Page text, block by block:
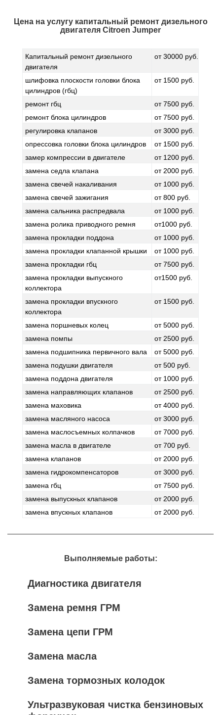
Цена на услугу капитальный ремонт дизельного
двигателя Citroen Jumper
Капитальный ремонт дизельного
двигателя
от 30000 руб.
шлифовка плоскости головки блока
цилиндров (гбц)
от 1500 руб.
ремонт гбц
от 7500 руб.
ремонт блока цилиндров
от 7500 руб.
регулировка клапанов
от 3000 руб.
опрессовка головки блока цилиндров
от 1500 руб.
замер компрессии в двигателе
от 1200 руб.
замена седла клапана
от 2000 руб.
замена свечей накаливания
от 1000 руб.
замена свечей зажигания
от 800 руб.
замена сальника распредвала
от 1000 руб.
замена ролика приводного ремня
от1000 руб.
замена прокладки поддона
от 1000 руб.
замена прокладки клапанной крышки
от 1000 руб.
замена прокладки гбц
от 7500 руб.
замена прокладки выпускного
коллектора
от1500 руб.
замена прокладки впускного
коллектора
от 1500 руб.
замена поршневых колец
от 5000 руб.
замена помпы
от 2500 руб.
замена подшипника первичного вала
от 5000 руб.
замена подушки двигателя
от 500 руб.
замена поддона двигателя
от 1000 руб.
замена направляющих клапанов
от 2500 руб.
замена маховика
от 4000 руб.
замена масляного насоса
от 3000 руб.
замена маслосъемных колпачков
от 7000 руб.
замена масла в двигателе
от 700 руб.
замена клапанов
от 2000 руб.
замена гидрокомпенсаторов
от 3000 руб.
замена гбц
от 7500 руб.
замена выпускных клапанов
от 2000 руб.
замена впускных клапанов
от 2000 руб.
Выполняемые работы:
Диагностика двигателя
Замена ремня ГРМ
Замена цепи ГРМ
Замена масла
Замена тормозных колодок
Ультразвуковая чистка бензиновых